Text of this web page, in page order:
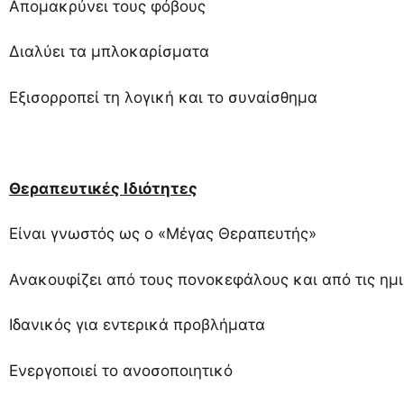
Απομακρύνει τους φόβους
Διαλύει τα μπλοκαρίσματα
Εξισορροπεί τη λογική και το συναίσθημα
Θεραπευτικές Ιδιότητες
Είναι γνωστός ως ο «Μέγας Θεραπευτής»
Ανακουφίζει από τους πονοκεφάλους και από τις
Ιδανικός για εντερικά προβλήματα
Ενεργοποιεί το ανοσοποιητικό